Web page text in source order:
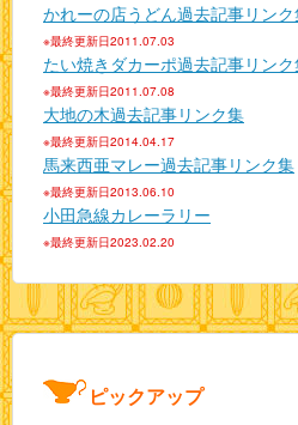
かれーの店うどん過去記事リン
※最終更新日2011.07.03
たい焼きダカーポ過去記事リン
※最終更新日2011.07.08
大地の木過去記事リンク集
※最終更新日2014.04.17
馬来西亜マレー過去記事リンク集
※最終更新日2013.06.10
小田急線カレーラリー
※最終更新日2023.02.20
ピックアップ